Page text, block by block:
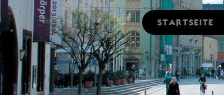
STARTSEITE